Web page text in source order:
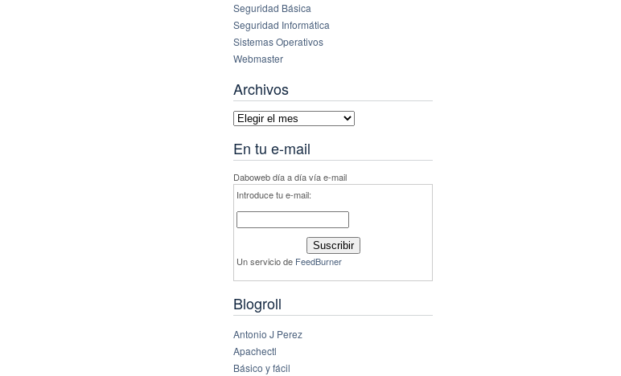
Seguridad Básica
Seguridad Informática
Sistemas Operativos
Webmaster
Archivos
Archivos
En tu e-mail
Daboweb día a día vía e-mail
Introduce tu e-mail:
Un servicio de FeedBurner
Blogroll
Antonio J Perez
Apachectl
Básico y fácil